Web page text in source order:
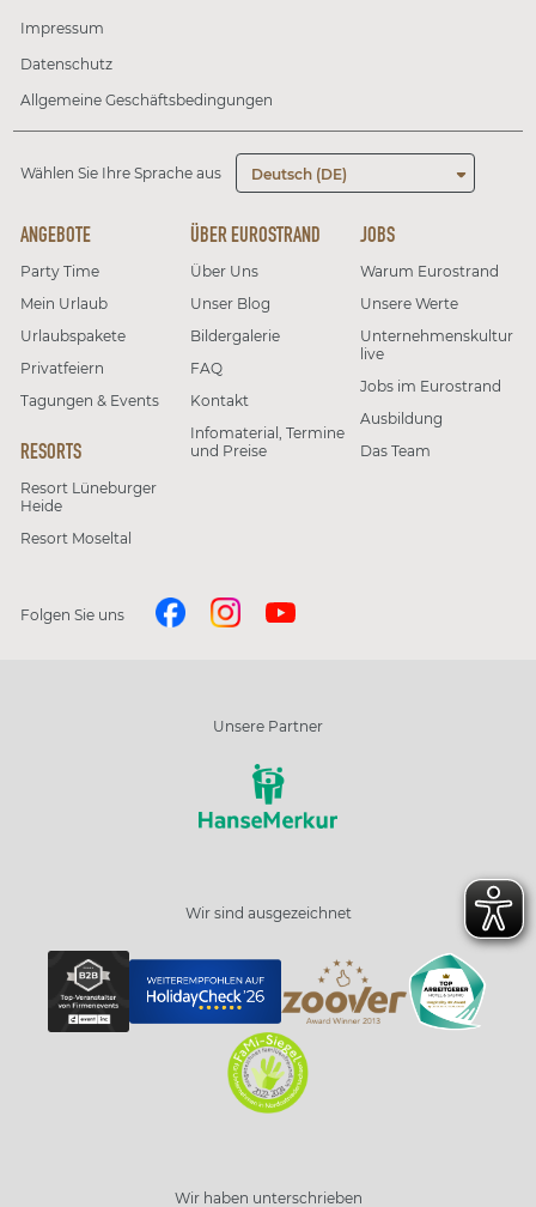
Impressum
Datenschutz
Allgemeine Geschäftsbedingungen
Wählen Sie Ihre Sprache aus Deutsch (DE)
ANGEBOTE
Party Time
Mein Urlaub
Urlaubspakete
Privatfeiern
Tagungen & Events
RESORTS
Resort Lüneburger
Heide
Resort Moseltal
ÜBER EUROSTRAND
Über Uns
Unser Blog
Bildergalerie
FAQ
Kontakt
Infomaterial, Termine
und Preise
JOBS
Warum Eurostrand
Unsere Werte
Unternehmenskultur
live
Jobs im Eurostrand
Ausbildung
Das Team
Folgen Sie uns
Unsere Partner
Wir sind ausgezeichnet
Wir haben unterschrieben